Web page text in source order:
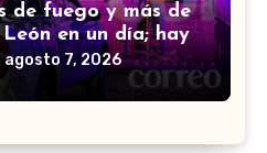
de fuego y más de
en un día; hay
agosto 7, 2026